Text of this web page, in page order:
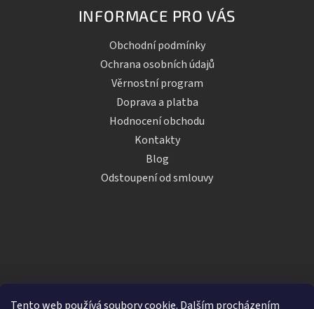
Tento web používá soubory cookie. Dalším procházením
INFORMACE PRO VÁS
Obchodní podmínky
Ochrana osobních údajů
Věrnostní program
Doprava a platba
Hodnocení obchodu
Kontakty
Blog
Odstoupení od smlouvy